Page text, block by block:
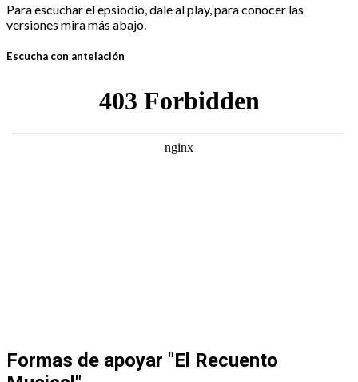
Para escuchar el epsiodio, dale al play, para conocer las
versiones mira más abajo.
Escucha con antelación
Formas de apoyar "El Recuento